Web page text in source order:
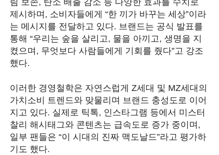
림 보존, 탄소 배출 감소 등 다양한 효과를 수치로
제시하며, 소비자들에게 “한 끼가 바꾸는 세상”이라
는 메시지를 전달하고 있다. 브랜드는 공식 발표를
통해 “우리는 숲을 살리고, 물을 아끼고, 생명을 지
켰으며, 무엇보다 사람들에게 기회를 줬다”고 강조
했다.
이러한 경영철학은 자연스럽게 Z세대 및 MZ세대의
가치소비 트렌드와 맞물리며 브랜드 충성도로 이어
지고 있다. 실제로 틱톡, 인스타그램 등에서 미스터
찰리 해시태그와 콘텐츠는 급속도로 증가 중이며,
일부 팬들은 “이 시대의 진짜 맥도날드”라고 평가하
기도 했다.